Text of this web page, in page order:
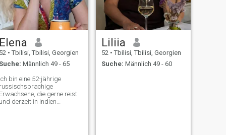
Elena
52 • Tbilisi, Tbilisi, Georgien
Suche: Männlich 49 - 65
Ich bin eine 52-jährige
russischsprachige
Erwachsene, die gerne reist
und derzeit in Indien
Liliia
52 • Tbilisi, Tbilisi, Georgien
Suche: Männlich 49 - 60